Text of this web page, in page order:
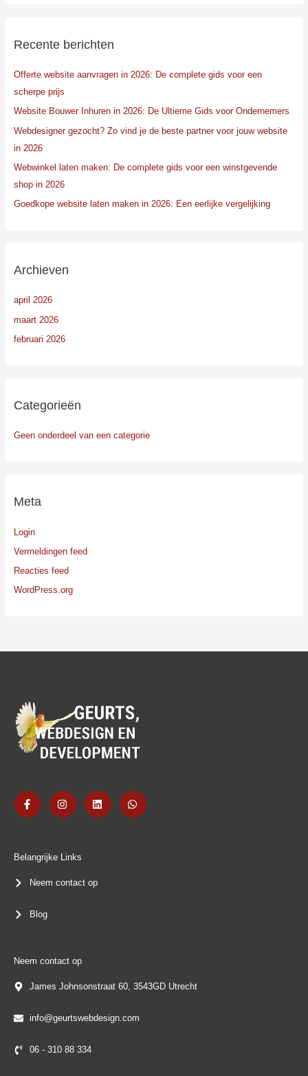
n
a
r
:
Recente berichten
Offerte website aanvragen in 2026: De complete gids voor een
scherpe prijs
Website Bouwer Inhuren in 2026: De Ultieme Gids voor Ondernemers
Webdesigner gezocht? Zo vind je de beste partner voor jouw website
in 2026
Webwinkel laten maken: De complete gids voor een winstgevende
shop in 2026
Goedkope website laten maken in 2026: Een eerlijke vergelijking
Archieven
april 2026
maart 2026
februari 2026
Categorieën
Geen onderdeel van een categorie
Meta
Login
Vermeldingen feed
Reacties feed
WordPress.org
a
c
e
k
-
n
s
t
a
m
i
n
k
h
a
t
Belangrijke Links
Neem contact op
Blog
Neem contact op
James Johnsonstraat 60, 3543GD Utrecht
info@geurtswebdesign.com
06 - 310 88 334